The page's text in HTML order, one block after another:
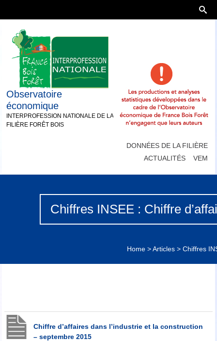
Observatoire
économique
INTERPROFESSION NATIONALE DE LA
FILIÈRE FORÊT BOIS
DONNÉES DE LA FILIÈRE
ACTUALITÉS
VEM
Chiffres INSEE : Chiffre
Home>Articles> Chiffres
Chiffre d’affaires dans l’industrie et la construction
– septembre 2015